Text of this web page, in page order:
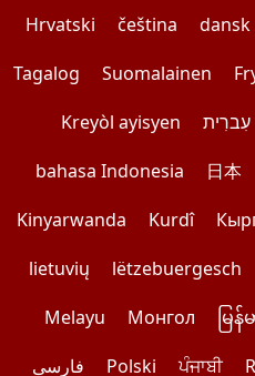
Hrvatski
čeština dansk
Tagalog
Suomalainen
Kreyòl ayisyen
עִברִית
bahasa Indonesia
日本
Kinyarwanda
Kurdî
lietuvių
lëtzebuergesch
Melayu
Монгол မြန်
فارسی
Polski ਪੰਜਾਬੀ